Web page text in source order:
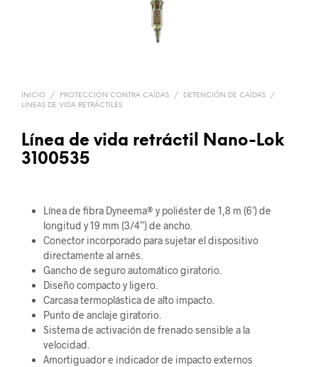
INICIO / PROTECCIÓN CONTRA CAÍDAS / DETENCIÓN DE CAÍDAS
/
LÍNEAS DE VIDA RETRÁCTILES
Línea de vida retráctil Nano-Lok
3100535
Línea de fibra Dyneema® y poliéster de 1,8 m (6’) de
longitud y 19 mm (3/4”) de ancho.
Conector incorporado para sujetar el dispositivo
directamente al arnés.
Gancho de seguro automático giratorio.
Diseño compacto y ligero.
Carcasa termoplástica de alto impacto.
Punto de anclaje giratorio.
Sistema de activación de frenado sensible a la
velocidad.
Amortiguador e indicador de impacto externos